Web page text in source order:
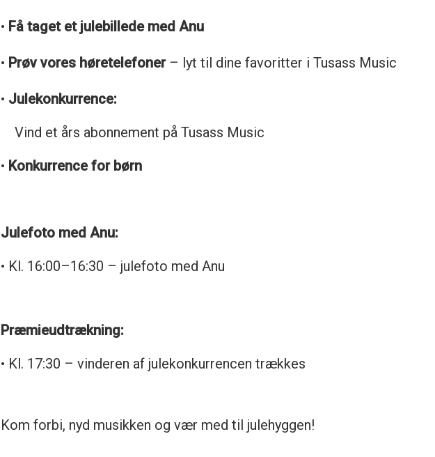
• Få taget et julebillede med Anu
• Prøv vores høretelefoner– lyt til dine favoritter i Tusass Music
• Julekonkurrence:
Vind et års abonnement på Tusass Music
• Konkurrence for børn
Julefoto med Anu:
• Kl. 16:00–16:30 – julefoto med Anu
Præmieudtrækning:
• Kl. 17:30 – vinderen af julekonkurrencen trækkes
Kom forbi, nyd musikken og vær med til julehyggen!